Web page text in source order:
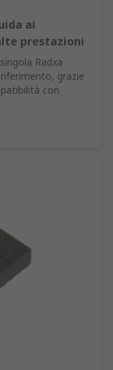
ai
prestazioni
Radxa
grazie
con